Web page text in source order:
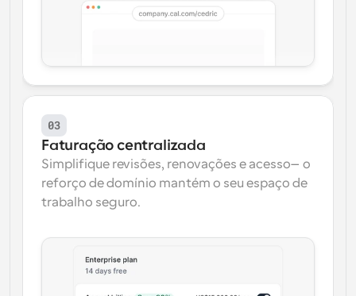
03
Faturação centralizada
Simplifique revisões, renovações e acesso—o
reforço de domínio mantém o seu espaço de
trabalho seguro.